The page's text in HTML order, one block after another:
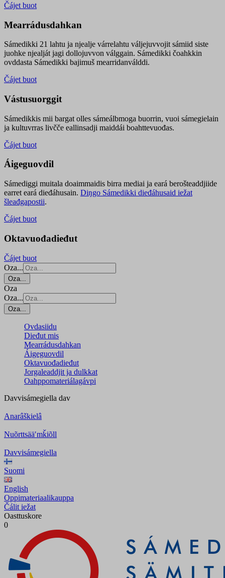
Čájet buot
Mearrádusdahkan
Sámedikki 21 lahtu ja njealje várrelahtu váljejuvvojit sámiid siste
juohke njealját jagi dollojuvvon válggain. Sámedikki čoahkkin
ovddasta Sámedikki bajimuš mearridanválddi.
Čájet buot
Vástusuorggit
Sámedikkis mii bargat olles sámeálbmoga buorrin, vuoi sámegielain
ja kultuvrras livčče eallinsadji maiddái boahttevuođas.
Čájet buot
Áigeguovdil
Sámediggi muitala doaimmaidis birra mediai ja eará berošteaddjiide
earret eará dieđáhusain. Diŋgo Sámedikki dieđáhusaid iežat
šleađgapostii.
Čájet buot
Oktavuođadieđut
Čájet buot
Oza...
Oza...
Oza
Oza...
Oza...
Ovdasiidu
Dieđut mis
Mearrádusdahkan
Áigeguovdil
Oktavuođadieđut
Jorgaleaddjit ja dulkkat
Oahppomateriálagávpi
Davvisámegiella dav
Anarâškielâ
Nuõrttsääʹmǩiõll
Davvisámegiella
Suomi
English
Oppimateriaalikauppa
Čálit iežat
Oasttuskore
0